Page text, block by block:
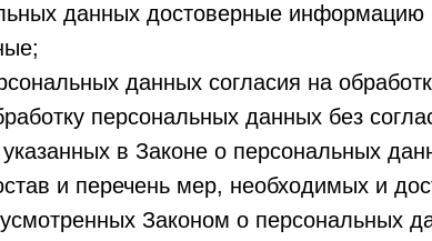
данных достоверные
данных согласия на
персональных данных без
в Законе о персональных
и перечень мер, необходимых и
Законом о персональных